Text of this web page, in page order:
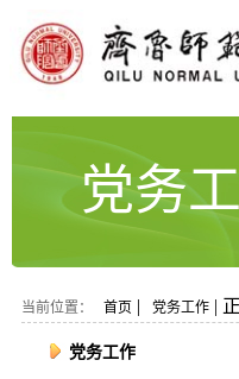
党务
当前位置： 首页 | 党务工作 |
党务工作